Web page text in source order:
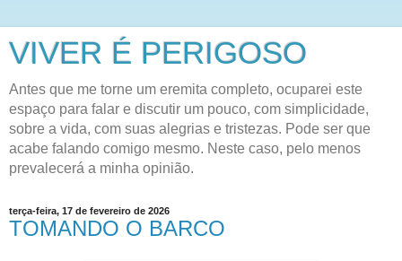
VIVER É PERIGOSO
Antes que me torne um eremita completo, ocuparei este
espaço para falar e discutir um pouco, com simplicidade,
sobre a vida, com suas alegrias e tristezas. Pode ser que
acabe falando comigo mesmo. Neste caso, pelo menos
prevalecerá a minha opinião.
terça-feira, 17 de fevereiro de 2026
TOMANDO O BARCO